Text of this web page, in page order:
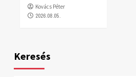
Kovács Péter
2026.08.05.
Keresés